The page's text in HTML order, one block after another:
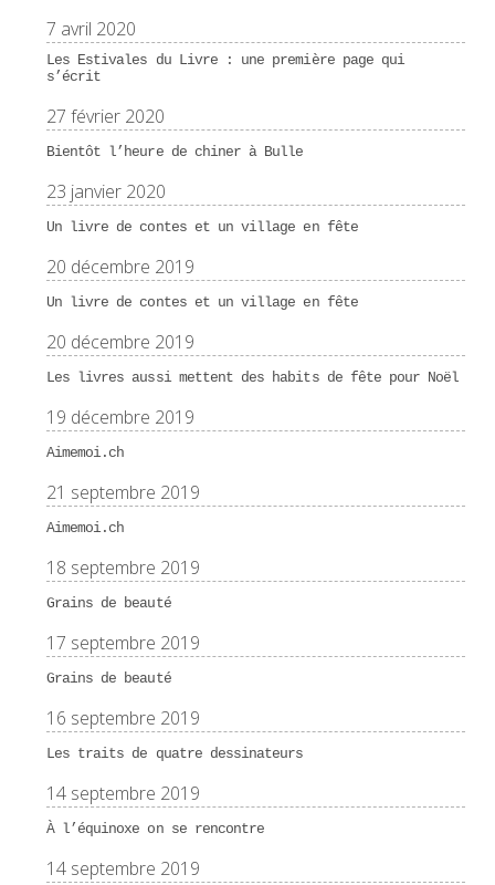
7 avril 2020
Les Estivales du Livre : une première page qui
s’écrit
27 février 2020
Bientôt l’heure de chiner à Bulle
23 janvier 2020
Un livre de contes et un village en fête
20 décembre 2019
Un livre de contes et un village en fête
20 décembre 2019
Les livres aussi mettent des habits de fête pour Noël
19 décembre 2019
Aimemoi.ch
21 septembre 2019
Aimemoi.ch
18 septembre 2019
Grains de beauté
17 septembre 2019
Grains de beauté
16 septembre 2019
Les traits de quatre dessinateurs
14 septembre 2019
À l’équinoxe on se rencontre
14 septembre 2019